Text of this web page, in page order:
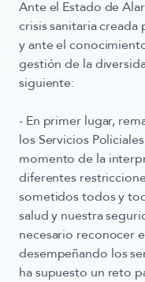
Ante el Estado de
crisis sanitaria creada
y ante el
gestión de la
siguiente:
- En primer lugar,
los Servicios
momento de la
diferentes
sometidos todos y
salud y nuestra
necesario reconocer
desempeñando los
ha supuesto un reto